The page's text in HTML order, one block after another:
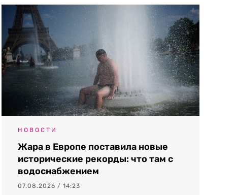
НОВОСТИ
Жара в Европе поставила новые
исторические рекорды: что там с
водоснабжением
07.08.2026 / 14:23